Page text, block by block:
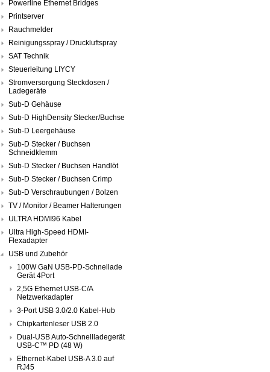
Powerline Ethernet Bridges
Printserver
Rauchmelder
Reinigungsspray / Druckluftspray
SAT Technik
Steuerleitung LIYCY
Stromversorgung Steckdosen /
Ladegeräte
Sub-D Gehäuse
Sub-D HighDensity Stecker/Buchse
Sub-D Leergehäuse
Sub-D Stecker / Buchsen
Schneidklemm
Sub-D Stecker / Buchsen Handlöt
Sub-D Stecker / Buchsen Crimp
Sub-D Verschraubungen / Bolzen
TV / Monitor / Beamer Halterungen
ULTRA HDMI96 Kabel
Ultra High-Speed HDMI-
Flexadapter
USB und Zubehör
100W GaN USB-PD-Schnellade
Gerät 4Port
2,5G Ethernet USB-C/A
Netzwerkadapter
3-Port USB 3.0/2.0 Kabel-Hub
Chipkartenleser USB 2.0
Dual-USB Auto-Schnellladegerät
USB-C™ PD (48 W)
Ethernet-Kabel USB-A 3.0 auf
RJ45